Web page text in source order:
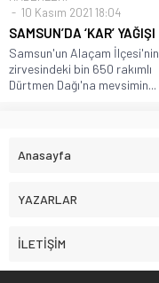
10 Kasım 2021 18:04
SAMSUN’DA ‘KAR’ YAĞIŞI
Samsun'un Alaçam İlçesi'nin
zirvesindeki bin 650 rakımlı
Dürtmen Dağı'na mevsimin...
Anasayfa
YAZARLAR
İLETİŞİM